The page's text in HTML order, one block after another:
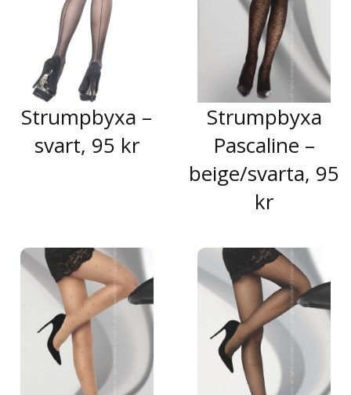
Strumpbyxa –
svart, 95 kr
Strumpbyxa
Pascaline –
beige/svarta, 95
kr